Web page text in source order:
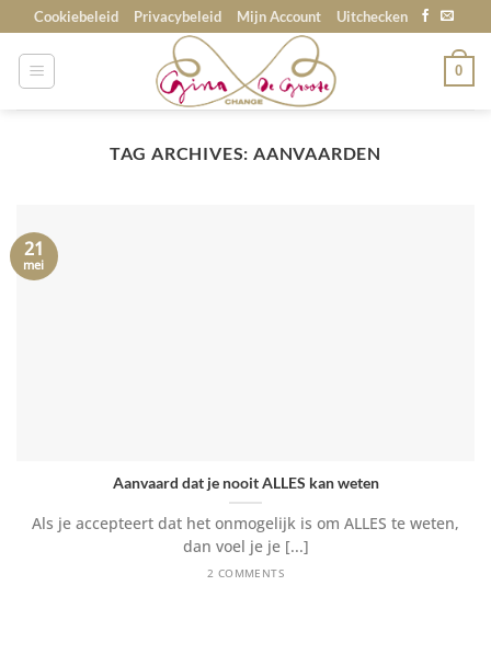
to
content
Cookiebeleid Privacybeleid Mijn Account Uitchecken
0
TAG ARCHIVES:AANVAARDEN
Aanvaard dat je nooit ALLES kan weten
Als je accepteert dat het onmogelijk is om ALLES te weten,
dan voel je je [...]
2 COMMENTS
21
mei